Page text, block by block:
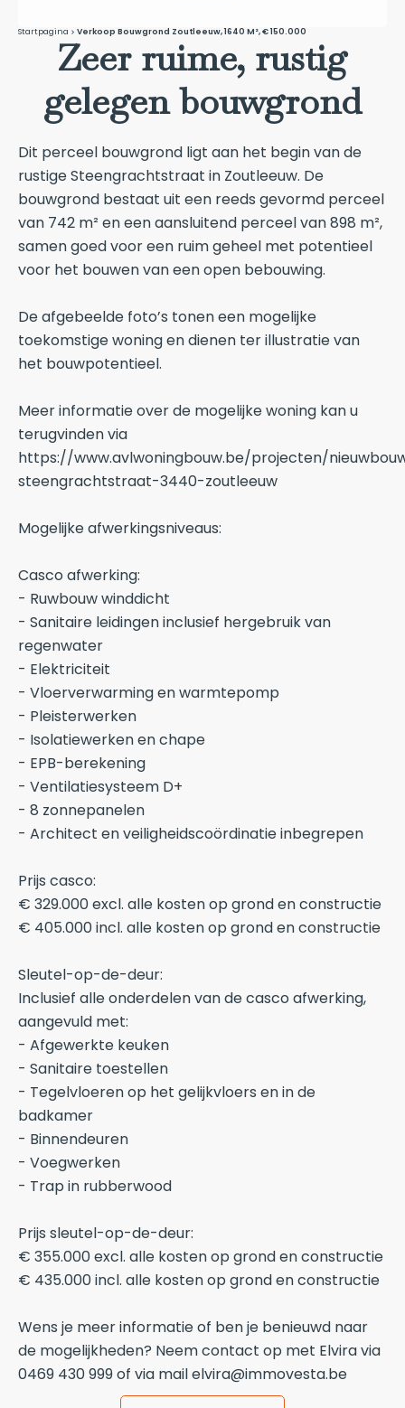
Startpagina Verkoop Bouwgrond Zoutleeuw, 1640 M², € 150.000
Zeer ruime, rustig
gelegen bouwgrond
Dit perceel bouwgrond ligt aan het begin van de
rustige Steengrachtstraat in Zoutleeuw. De
bouwgrond bestaat uit een reeds gevormd perceel
van 742 m² en een aansluitend perceel van 898 m²,
samen goed voor een ruim geheel met potentieel
voor het bouwen van een open bebouwing.
De afgebeelde foto’s tonen een mogelijke
toekomstige woning en dienen ter illustratie van
het bouwpotentieel.
Meer informatie over de mogelijke woning kan u
terugvinden via
https://www.avlwoningbouw.be/projecten/
steengrachtstraat-3440-zoutleeuw
Mogelijke afwerkingsniveaus:
Casco afwerking:
- Ruwbouw winddicht
- Sanitaire leidingen inclusief hergebruik van
regenwater
- Elektriciteit
- Vloerverwarming en warmtepomp
- Pleisterwerken
- Isolatiewerken en chape
- EPB-berekening
- Ventilatiesysteem D+
- 8 zonnepanelen
- Architect en veiligheidscoördinatie inbegrepen
Prijs casco:
€ 329.000 excl. alle kosten op grond en constructie
€ 405.000 incl. alle kosten op grond en constructie
Sleutel-op-de-deur:
Inclusief alle onderdelen van de casco afwerking,
aangevuld met:
- Afgewerkte keuken
- Sanitaire toestellen
- Tegelvloeren op het gelijkvloers en in de
badkamer
- Binnendeuren
- Voegwerken
- Trap in rubberwood
Prijs sleutel-op-de-deur:
€ 355.000 excl. alle kosten op grond en constructie
€ 435.000 incl. alle kosten op grond en constructie
Wens je meer informatie of ben je benieuwd naar
de mogelijkheden? Neem contact op met Elvira via
0469 430 999 of via mail elvira@immovesta.be